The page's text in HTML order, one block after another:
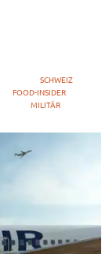
SCHWEIZ
FOOD-INSIDER
MILITÄR